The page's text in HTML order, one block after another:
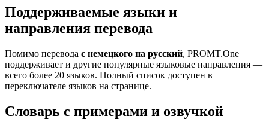
Поддерживаемые языки и
направления перевода
Помимо перевода с немецкого на русский, PROMT.One
поддерживает и другие популярные языковые направления —
всего более 20 языков. Полный список доступен в
переключателе языков на странице.
Словарь с примерами и озвучкой